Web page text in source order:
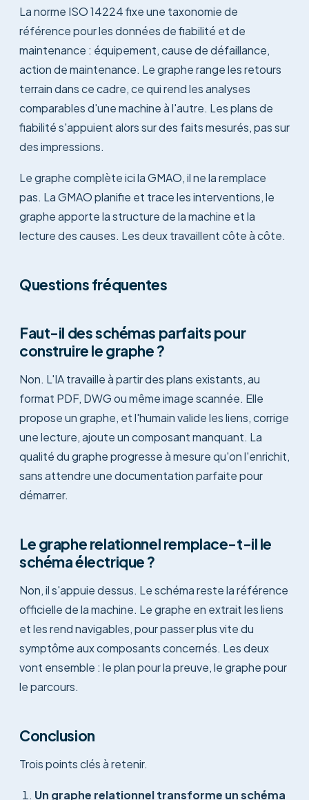
La norme ISO 14224 fixe une taxonomie de
référence pour les données de fiabilité et de
maintenance : équipement, cause de défaillance,
action de maintenance. Le graphe range les retours
terrain dans ce cadre, ce qui rend les analyses
comparables d'une machine à l'autre. Les plans de
fiabilité s'appuient alors sur des faits mesurés, pas sur
des impressions.
Le graphe complète ici la GMAO, il ne la remplace
pas. La GMAO planifie et trace les interventions, le
graphe apporte la structure de la machine et la
lecture des causes. Les deux travaillent côte à côte.
Questions fréquentes
Faut-il des schémas parfaits pour
construire le graphe ?
Non. L'IA travaille à partir des plans existants, au
format PDF, DWG ou même image scannée. Elle
propose un graphe, et l'humain valide les liens, corrige
une lecture, ajoute un composant manquant. La
qualité du graphe progresse à mesure qu'on l'enrichit,
sans attendre une documentation parfaite pour
démarrer.
Le graphe relationnel remplace-t-il le
schéma électrique ?
Non, il s'appuie dessus. Le schéma reste la référence
officielle de la machine. Le graphe en extrait les liens
et les rend navigables, pour passer plus vite du
symptôme aux composants concernés. Les deux
vont ensemble : le plan pour la preuve, le graphe pour
le parcours.
Conclusion
Trois points clés à retenir.
Un graphe relationnel transforme un schéma